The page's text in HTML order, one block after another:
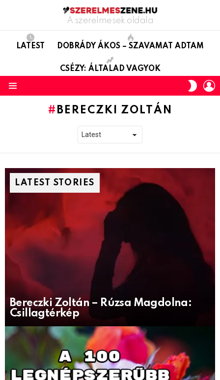
A szerelmesek oldala
LATEST DOBRÁDY ÁKOS – SZAVAMAT ADTAM
CSÉZY: ÁLTALAD VAGYOK
SKIN
BERECZKI ZOLTÁN
LATEST STORIES
Bereczki Zoltán – Rúzsa Magdolna:
Csillagtérkép